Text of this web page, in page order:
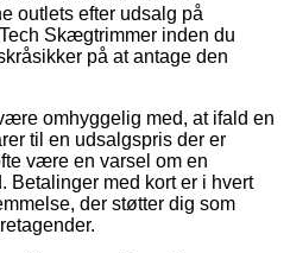
outlets efter udsalg på
Skægtrimmer inden du
på at antage den
omhyggelig med, at ifald en
til en udsalgspris der er
være en varsel om en
Betalinger med kort er i hvert
der støtter dig som